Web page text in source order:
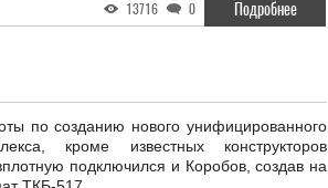
13716 0 Подробнее
по созданию нового унифицированного
кроме известных конструкторов
подключился и Коробов, создав на